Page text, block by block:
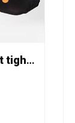
Malla para niña Polka dot tights